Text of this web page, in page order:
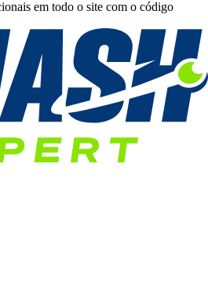
em todo o site com o código